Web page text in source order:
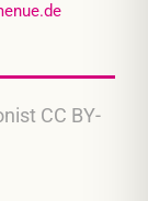
CC BY-